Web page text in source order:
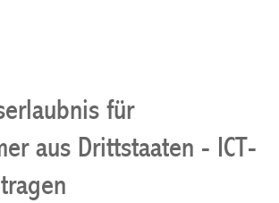
für
aus Drittstaaten - ICT-